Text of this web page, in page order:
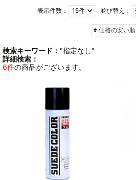
表示件数： 並び替え：
価格の安い順
検索キーワード： "指定なし"
詳細検索：
6件の商品がございます。